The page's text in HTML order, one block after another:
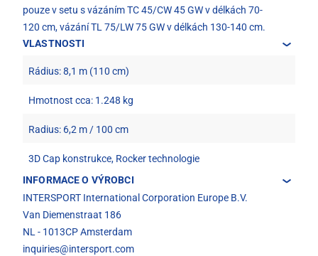
pouze v setu s vázáním TC 45/CW 45 GW v délkách 70-
120 cm, vázání TL 75/LW 75 GW v délkách 130-140 cm.
VLASTNOSTI
Rádius: 8,1 m (110 cm)
Hmotnost cca: 1.248 kg
Radius: 6,2 m / 100 cm
3D Cap konstrukce, Rocker technologie
INFORMACE O VÝROBCI
INTERSPORT International Corporation Europe B.V.
Van Diemenstraat 186
NL - 1013CP Amsterdam
inquiries@intersport.com